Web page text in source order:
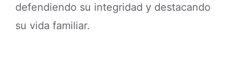
defendiendo su integridad y destacando
su vida familiar.